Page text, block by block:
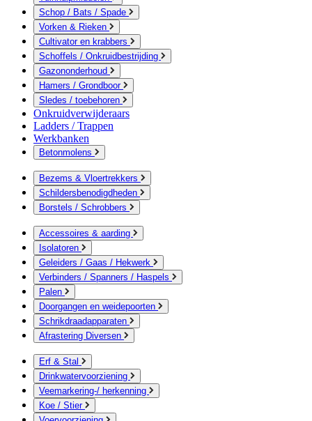
Schop / Bats / Spade
Vorken & Rieken
Cultivator en krabbers
Schoffels / Onkruidbestrijding
Gazononderhoud
Hamers / Grondboor
Sledes / toebehoren
Onkruidverwijderaars
Ladders / Trappen
Werkbanken
Betonmolens
Bezems & Vloertrekkers
Schildersbenodigdheden
Borstels / Schrobbers
Accessoires & aarding
Isolatoren
Geleiders / Gaas / Hekwerk
Verbinders / Spanners / Haspels
Palen
Doorgangen en weidepoorten
Schrikdraadapparaten
Afrastering Diversen
Erf & Stal
Drinkwatervoorziening
Veemarkering-/ herkenning
Koe / Stier